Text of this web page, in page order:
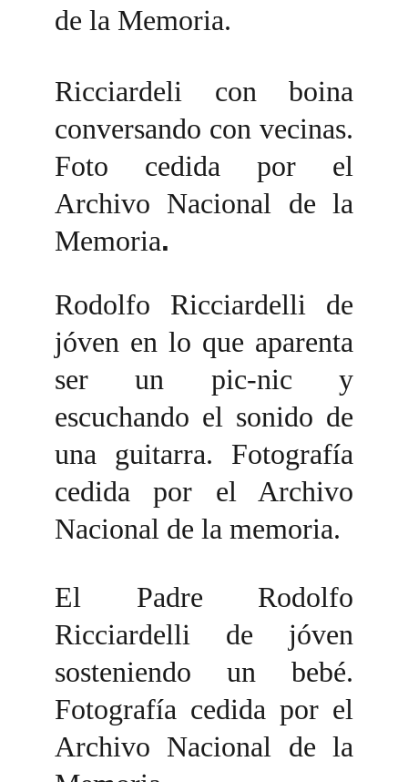
Rodolfo Ricciardelli de
jóven en lo que aparenta
ser un pic-nic y
escuchando el sonido de
una guitarra. Fotografía
cedida por el Archivo
Nacional de la memoria.
El Padre Rodolfo
Ricciardelli de jóven
sosteniendo un bebé.
Fotografía cedida por el
Archivo Nacional de la
de la Memoria.
Ricciardeli con boina
conversando con vecinas.
Foto cedida por el
Archivo Nacional de la
Memoria.